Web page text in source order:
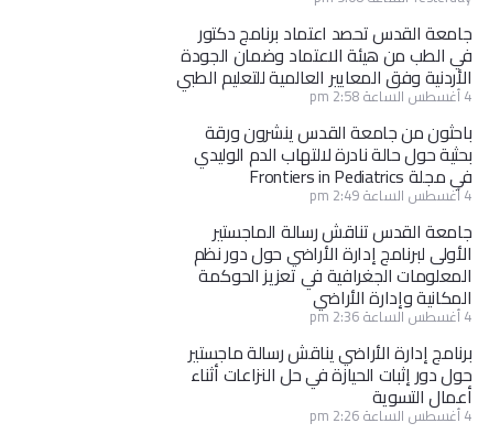
جامعة القدس تحصد اعتماد برنامج دكتور
في الطب من هيئة الاعتماد وضمان الجودة
الأردنية وفق المعايير العالمية للتعليم الطبي
4 أغسطس الساعة 2:58 pm
باحثون من جامعة القدس ينشرون ورقة
بحثية حول حالة نادرة لالتهاب الدم الوليدي
في مجلة Frontiers in Pediatrics
4 أغسطس الساعة 2:49 pm
جامعة القدس تناقش رسالة الماجستير
الأولى لبرنامج إدارة الأراضي حول دور نظم
المعلومات الجغرافية في تعزيز الحوكمة
المكانية وإدارة الأراضي
4 أغسطس الساعة 2:36 pm
برنامج إدارة الأراضي يناقش رسالة ماجستير
حول دور إثبات الحيازة في حل النزاعات أثناء
أعمال التسوية
4 أغسطس الساعة 2:26 pm